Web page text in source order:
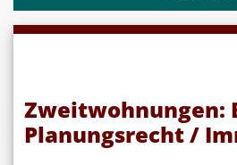
Zweitwohnungen:
Planungsrecht /